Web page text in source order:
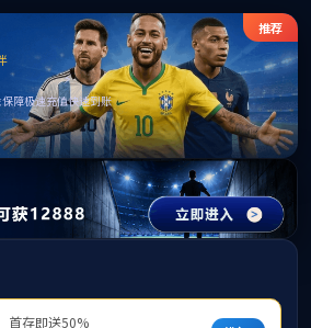
团(中国)有限公
司
公司产品 培养方案
硕士培养方案
发布时间：2025-04-07浏览次数：